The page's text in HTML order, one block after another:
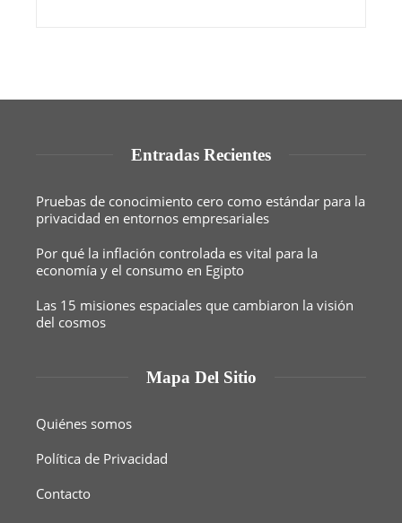
Entradas Recientes
Pruebas de conocimiento cero como estándar para la
privacidad en entornos empresariales
Por qué la inflación controlada es vital para la
economía y el consumo en Egipto
Las 15 misiones espaciales que cambiaron la visión
del cosmos
Mapa Del Sitio
Quiénes somos
Política de Privacidad
Contacto